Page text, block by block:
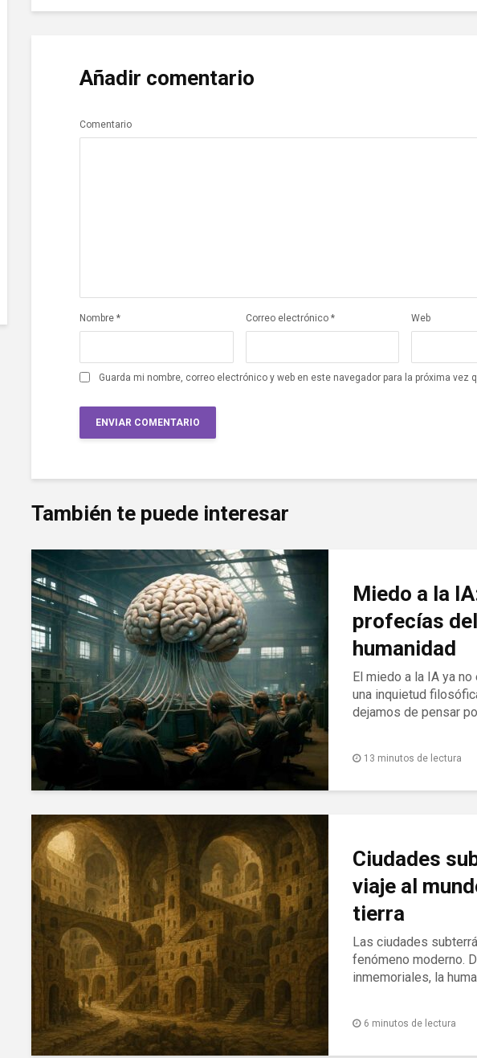
Añadir comentario
Comentario
Nombre * Correo electrónico * Web
Guarda mi nombre, correo electrónico y web en este navegador para la próxima vez
También te puede interesar
Miedo a la
profecías
humanidad
El miedo a la IA ya
una inquietud
dejamos de pensar
13 minutos de lectura
Ciudades
viaje al
tierra
Las ciudades
fenómeno moderno.
inmemoriales, la
6 minutos de lectura